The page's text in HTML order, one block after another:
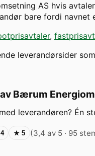
AS hvis
bare fordi navnet
,
leverandørsider som
Bærum
leverandøren? Én
4 ★5 (3,4 av 5· 95